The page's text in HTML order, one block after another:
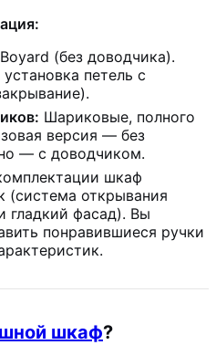
(без доводчика).
петель с
Шариковые, полного
версия — без
— с доводчиком.
шкаф
(система открывания
гладкий фасад). Вы
понравившиеся ручки
шкаф?